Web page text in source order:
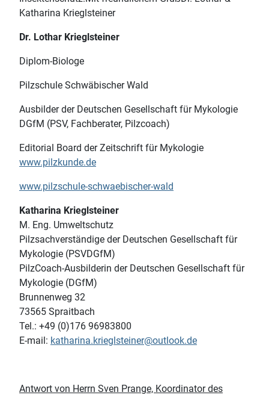
Katharina Krieglsteiner
Dr. Lothar Krieglsteiner
Diplom-Biologe
Pilzschule Schwäbischer Wald
Ausbilder der Deutschen Gesellschaft für Mykologie
DGfM (PSV, Fachberater, Pilzcoach)
Editorial Board der Zeitschrift für Mykologie
www.pilzkunde.de
www.pilzschule-schwaebischer-wald
Katharina Krieglsteiner
M. Eng. Umweltschutz
Pilzsachverständige der Deutschen Gesellschaft für
Mykologie (PSVDGfM)
PilzCoach-Ausbilderin der Deutschen Gesellschaft für
Mykologie (DGfM)
Brunnenweg 32
73565 Spraitbach
Tel.: +49 (0)176 96983800
E-mail: katharina.krieglsteiner@outlook.de
Antwort von Herrn Sven Prange, Koordinator des